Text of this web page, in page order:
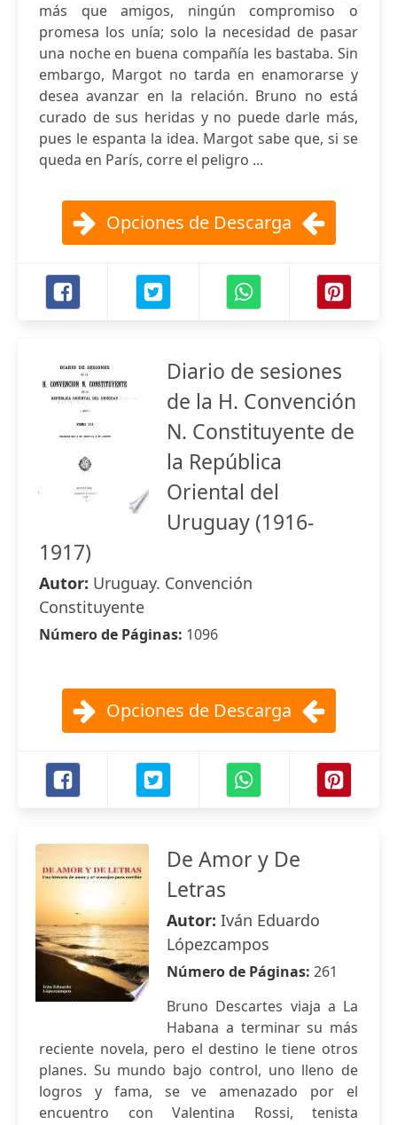
más que amigos, ningún compromiso o
promesa los unía; solo la necesidad de pasar
una noche en buena compañía les bastaba. Sin
embargo, Margot no tarda en enamorarse y
desea avanzar en la relación. Bruno no está
curado de sus heridas y no puede darle más,
pues le espanta la idea. Margot sabe que, si se
queda en París, corre el peligro ...
Opciones de Descarga
Diario de sesiones
de la H. Convención
N. Constituyente de
la República
Oriental del
Uruguay (1916-
1917)
Autor: Uruguay. Convención
Constituyente
Número de Páginas: 1096
Opciones de Descarga
De Amor y De
Letras
Autor: Iván Eduardo
Lópezcampos
Número de Páginas: 261
Bruno Descartes viaja a La
Habana a terminar su más
reciente novela, pero el destino le tiene otros
planes. Su mundo bajo control, uno lleno de
logros y fama, se ve amenazado por el
encuentro con Valentina Rossi, tenista